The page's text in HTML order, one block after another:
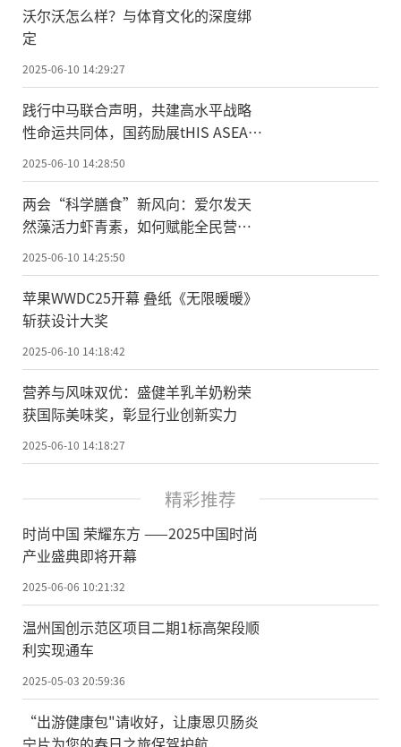
沃尔沃怎么样？与体育文化的深度绑
定
2025-06-10 14:29:27
践行中马联合声明，共建高水平战略
性命运共同体，国药励展tHIS ASEAN
东盟健康展隆重启幕
2025-06-10 14:28:50
两会“科学膳食”新风向：爱尔发天
然藻活力虾青素，如何赋能全民营养
升级？
2025-06-10 14:25:50
苹果WWDC25开幕 叠纸《无限暖暖》
斩获设计大奖
2025-06-10 14:18:42
营养与风味双优：盛健羊乳羊奶粉荣
获国际美味奖，彰显行业创新实力
2025-06-10 14:18:27
精彩推荐
时尚中国 荣耀东方 ——2025中国时尚
产业盛典即将开幕
2025-06-06 10:21:32
温州国创示范区项目二期1标高架段顺
利实现通车
2025-05-03 20:59:36
“出游健康包"请收好，让康恩贝肠炎